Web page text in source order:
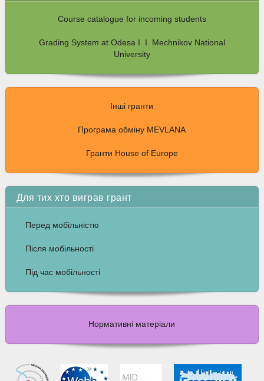
Course catalogue for incoming students
Grading System at Odesa I. I. Mechnikov National
University
Інші гранти
Програма обміну MEVLANA
Гранти House of Europe
Для тих хто виграв грант
Перед мобільністю
Після мобільності
Під час мобільності
Нормативні матеріали